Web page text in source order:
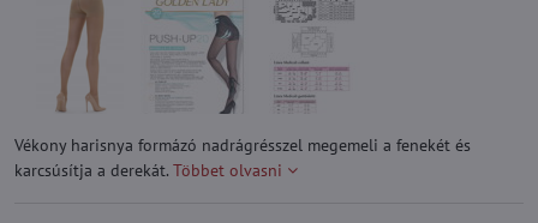
Vékony harisnya formázó nadrágrésszel megemeli a fenekét és
karcsúsítja a derekát. Többet olvasni